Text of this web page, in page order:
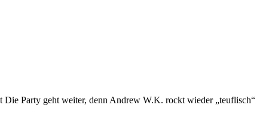
Party geht weiter, denn Andrew W.K. rockt wieder „teuflisch“